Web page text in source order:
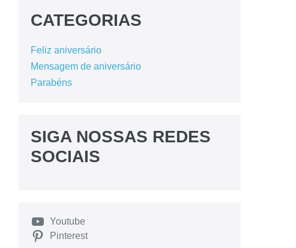
CATEGORIAS
Feliz aniversário
Mensagem de aniversário
Parabéns
SIGA NOSSAS REDES
SOCIAIS
Youtube
Pinterest